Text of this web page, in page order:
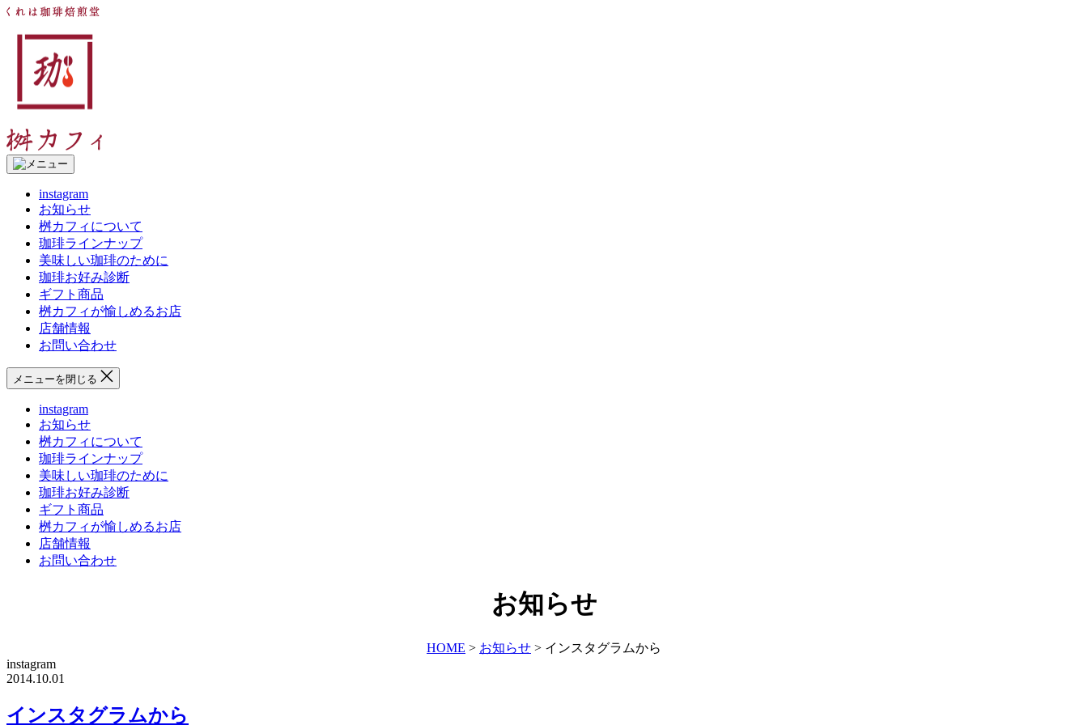
コ
へ
キ
ッ
プ
堂
instagram
お知らせ
桝カフィについて
珈琲ラインナップ
美味しい珈琲のために
珈琲お好み診断
ギフト商品
桝カフィが愉しめるお店
店舗情報
お問い合わせ
メニューを閉じる
instagram
お知らせ
桝カフィについて
珈琲ラインナップ
美味しい珈琲のために
珈琲お好み診断
ギフト商品
桝カフィが愉しめるお店
店舗情報
お問い合わせ
お知らせ
HOME > お知らせ > インスタグラムから
instagram
2014.10.01
インスタグラムから